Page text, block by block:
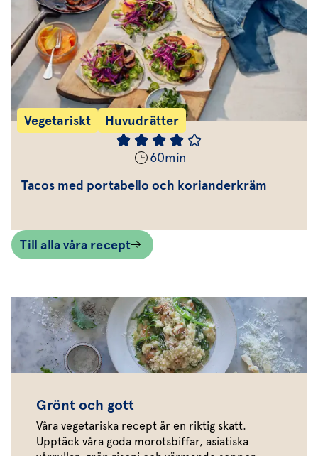
Vegetariskt Huvudrätter
60min
Tacos med portabello och korianderkräm
Till alla våra recept
Grönt och gott
Våra vegetariska recept är en riktig skatt.
Upptäck våra goda morotsbiffar, asiatiska